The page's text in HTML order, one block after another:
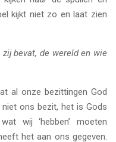
kijkt niet zo en laat zien
bevat, de wereld en wie
al onze bezittingen God
ons bezit, het is Gods
wij ‘hebben’ moeten
het aan ons gegeven.